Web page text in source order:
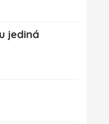
jediná